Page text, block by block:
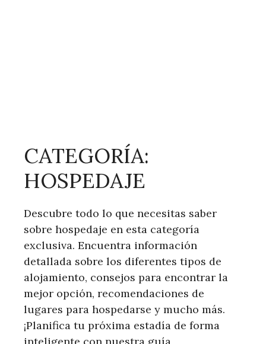
CATEGORÍA:
HOSPEDAJE
Descubre todo lo que necesitas saber
sobre hospedaje en esta categoría
exclusiva. Encuentra información
detallada sobre los diferentes tipos de
alojamiento, consejos para encontrar la
mejor opción, recomendaciones de
lugares para hospedarse y mucho más.
¡Planifica tu próxima estadía de forma